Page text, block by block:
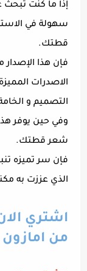
إذا ما كنت
سهولة في
قطتك.
فإن هذا
الاصدرات
التصميم و
وفي حين يوفر
شعر قطتك.
فإن سر تميزه
الذي عززت به
اشتري
من